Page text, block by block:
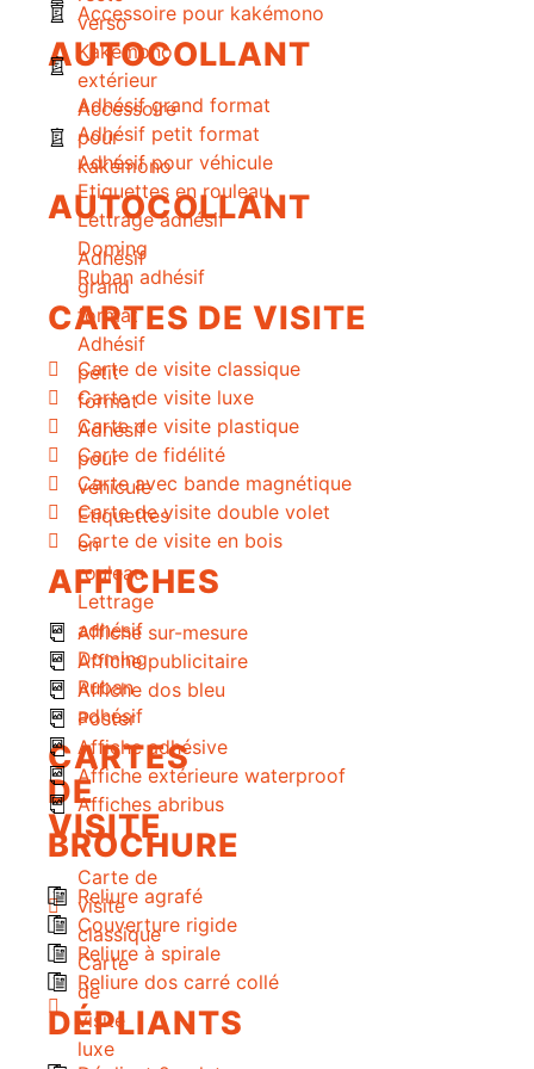
verso
Kakémono
extérieur
Accessoire
pour
kakémono
AUTOCOLLANT
Adhésif
grand
format
Adhésif
petit
format
Adhésif
pour
véhicule
Etiquettes
en
rouleau
Lettrage
adhésif
Doming
Ruban
adhésif
CARTES
DE
VISITE
Carte de
visite
classique
Carte
de
visite
luxe
Accessoire pour kakémono
AUTOCOLLANT
Adhésif grand format
Adhésif petit format
Adhésif pour véhicule
Etiquettes en rouleau
Lettrage adhésif
Doming
Ruban adhésif
CARTES DE VISITE
Carte de visite classique
Carte de visite luxe
Carte de visite plastique
Carte de fidélité
Carte avec bande magnétique
Carte de visite double volet
Carte de visite en bois
AFFICHES
Affiche sur-mesure
Affiche publicitaire
Affiche dos bleu
Poster
Affiche adhésive
Affiche extérieure waterproof
Affiches abribus
BROCHURE
Reliure agrafé
Couverture rigide
Reliure à spirale
Reliure dos carré collé
DÉPLIANTS